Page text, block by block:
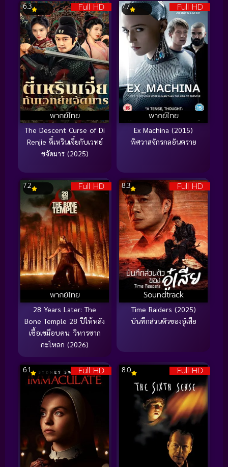
Full HD
พากย์ไทย
6.3
The Descent Curse of Di
Renjie ตี๋เหรินเจี๋ยกับเวทย์
ขจัดมาร (2025)
Full HD
พากย์ไทย
7.7
Ex Machina (2015)
พิศวาสจักรกลอันตราย
Full HD
พากย์ไทย
7.2
28 Years Later: The
Bone Temple 28 ปีให้หลัง
เชื้อเขมือบคน: วิหารซาก
กะโหลก (2026)
Full HD
Soundtrack
8.3
Time Raiders (2025)
บันทึกส่วนตัวของอู๋เสีย
Full HD
6.1 Full HD
8.0